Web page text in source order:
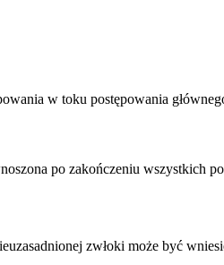
w toku postępowania
po zakończeniu wszystkich
zwłoki może być